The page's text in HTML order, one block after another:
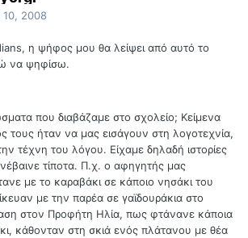
10, 2008
η ψήφος μου θα λείψει από αυτό το
να ψηφίσω.
που διαβάζαμε στο σχολείο; Κείμενα
τους ήταν να μας εισάγουν στη λογοτεχνία,
τέχνη του λόγου. Είχαμε δηλαδή ιστορίες
τίποτα. Π.χ. ο αφηγητής μας
με το καραβάκι σε κάποιο νησάκι του
με την παρέα σε γαϊδουράκια στο
στον Προφήτη Ηλία, πως φτάνανε κάποια
κάθονταν στη σκιά ενός πλάτανου με θέα